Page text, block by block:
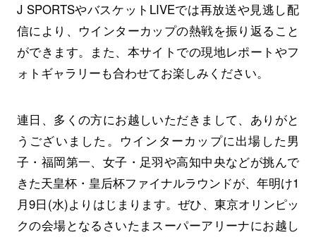
J SPORTSやバスケットLIVEでは再放送や見逃し配
信により、ウインターカップの熱戦を振り返ること
ができます。また、本サイトでの現地レポートやフ
ォトギャラリーも合わせてお楽しみください。
連日、多くの方にお越しいただきまして、ありがと
うございました。ウインターカップに出場した男
子・福岡第一、女子・足羽や高知中央などが挑んで
きた天皇杯・皇后杯ファイナルラウンドが、年明け1
月9日(水)よりはじまります。ぜひ、東京オリンピッ
クの会場となるさいたまスーパーアリーナにお越し